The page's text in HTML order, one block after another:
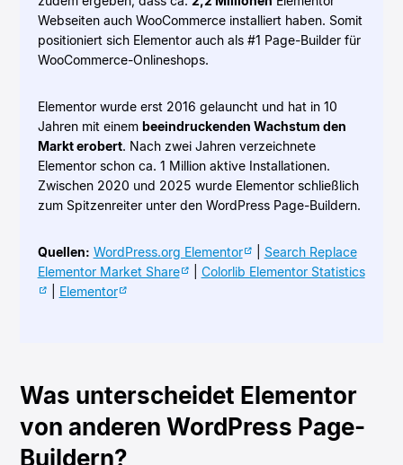
Webseiten auch WooCommerce installiert haben. Somit
positioniert sich Elementor auch als #1 Page-Builder für
WooCommerce-Onlineshops.
Elementor wurde erst 2016 gelauncht und hat in 10
Jahren mit einem beeindruckenden Wachstum den
Markt erobert. Nach zwei Jahren verzeichnete
Elementor schon ca. 1 Million aktive Installationen.
Zwischen 2020 und 2025 wurde Elementor schließlich
zum Spitzenreiter unter den WordPress Page-Buildern.
Quellen: WordPress.org Elementor
Search Replace
Elementor Market Share
Colorlib Elementor Statistics
Elementor
Was unterscheidet Elementor
von anderen WordPress Page-
Buildern?